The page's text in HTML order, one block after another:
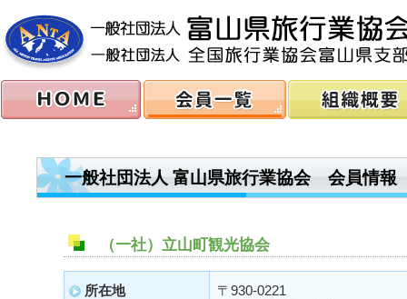
一般社団法人 富山県旅行業協会 会員情報
（一社）立山町観光協会
所在地
〒930-0221